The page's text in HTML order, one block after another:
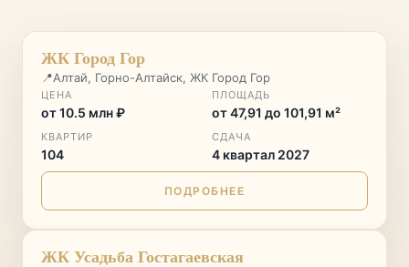
ГОРНЫЙ КУРОРТ
ЖК Город Гор
📍Алтай, Горно-Алтайск, ЖК Город Гор
ЦЕНА
от 10.5 млн ₽
ПЛОЩАДЬ
от 47,91 до 101,91 м²
КВАРТИР
104
СДАЧА
4 квартал 2027
ПОДРОБНЕЕ
ЖК Усадьба Гостагаевская